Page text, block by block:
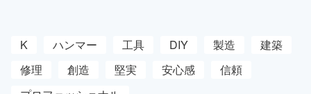
K ハンマー 工具 DIY 製造
建築
修理
創造 堅実 安心感
信頼